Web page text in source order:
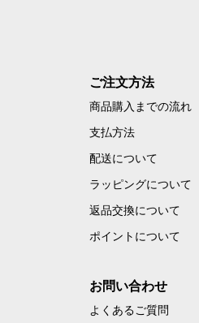
ご注文方法
商品購入までの流れ
支払方法
配送について
ラッピングについて
返品交換について
ポイントについて
お問い合わせ
よくあるご質問